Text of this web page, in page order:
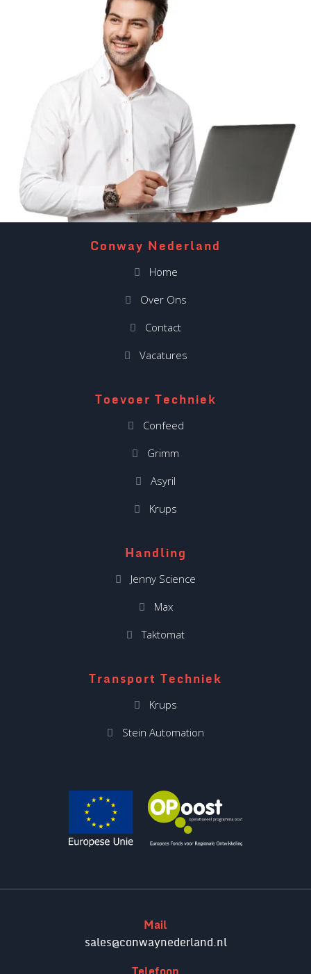
Conway Nederland
Home
Over Ons
Contact
Vacatures
Toevoer Techniek
Confeed
Grimm
Asyril
Krups
Handling
Jenny Science
Max
Taktomat
Transport Techniek
Krups
Stein Automation
Mail
sales@conwaynederland.nl